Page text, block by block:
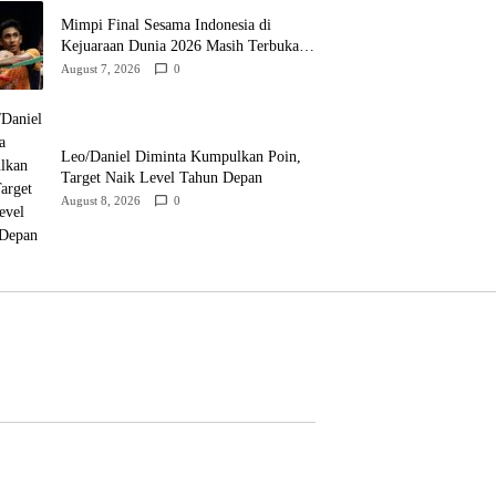
Mimpi Final Sesama Indonesia di
Kejuaraan Dunia 2026 Masih Terbuka,
Jonatan dan Alwi Berada di Jalur
August 7, 2026 0
Leo/Daniel Diminta Kumpulkan Poin,
Target Naik Level Tahun Depan
August 8, 2026 0